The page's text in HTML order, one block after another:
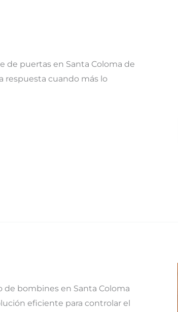
de puertas en Santa Coloma de
respuesta cuando más lo
de bombines en Santa Coloma
eficiente para controlar el